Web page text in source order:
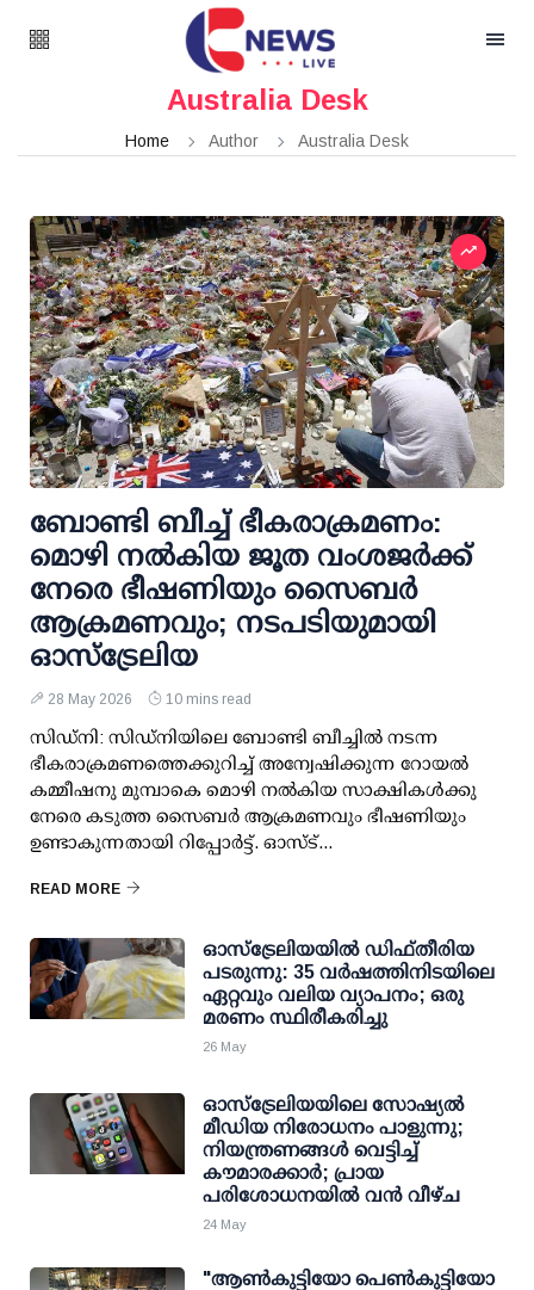
Australia Desk
Home Author Australia Desk
ബോണ്ടി ബീച്ച് ഭീകരാക്രമണം:
മൊഴി നൽകിയ ജൂത വംശജർക്ക്
നേരെ ഭീഷണിയും സൈബർ
ആക്രമണവും; നടപടിയുമായി
ഓസ്‌ട്രേലിയ
28 May 2026 10 mins read
സിഡ്നി: സിഡ്നിയിലെ ബോണ്ടി ബീച്ചിൽ നടന്ന
ഭീകരാക്രമണത്തെക്കുറിച്ച് അന്വേഷിക്കുന്ന റോയൽ
കമ്മീഷനു മുമ്പാകെ മൊഴി നൽകിയ സാക്ഷികൾക്കു
നേരെ കടുത്ത സൈബർ ആക്രമണവും ഭീഷണിയും
ഉണ്ടാകുന്നതായി റിപ്പോർട്ട്. ഓസ്‌ട്...
READ MORE
ഓസ്ട്രേലിയയില്‍ ഡിഫ്തീരിയ
പടരുന്നു: 35 വര്‍ഷത്തിനിടയിലെ
ഏറ്റവും വലിയ വ്യാപനം; ഒരു
മരണം സ്ഥിരീകരിച്ചു
26 May
ഓസ്‌ട്രേലിയയിലെ സോഷ്യൽ
മീഡിയ നിരോധനം പാളുന്നു;
നിയന്ത്രണങ്ങൾ വെട്ടിച്ച്
കൗമാരക്കാർ; പ്രായ
പരിശോധനയിൽ വൻ വീഴ്ച
24 May
"ആൺകുട്ടിയോ പെൺകുട്ടിയോ